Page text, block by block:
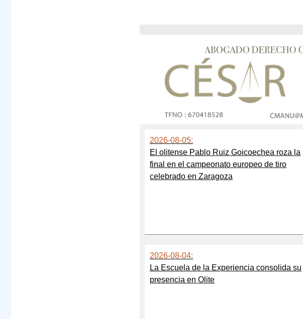
2026-08-05:
El olitense Pablo Ruiz Goicoechea roza la
final en el campeonato europeo de tiro
celebrado en Zaragoza
2026-08-04:
La Escuela de la Experiencia consolida su
presencia en Olite